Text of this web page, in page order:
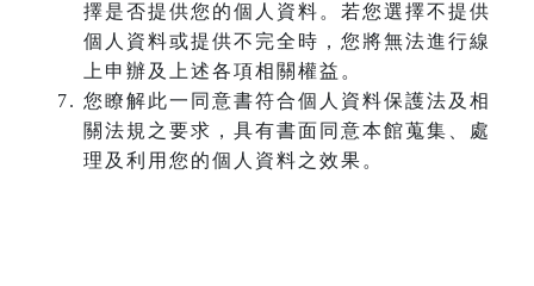
擇是否提供您的個人資料。若您選擇不提供
個人資料或提供不完全時，您將無法進行線
上申辦及上述各項相關權益。
您瞭解此一同意書符合個人資料保護法及相
關法規之要求，具有書面同意本館蒐集、處
理及利用您的個人資料之效果。